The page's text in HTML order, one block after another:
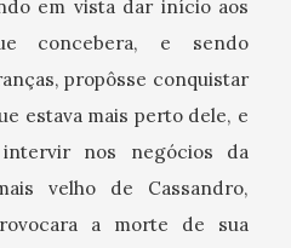
em vista dar início aos
concebera, e sendo
propôsse conquistar
estava mais perto dele, e
nos negócios da
velho de Cassandro,
a morte de sua